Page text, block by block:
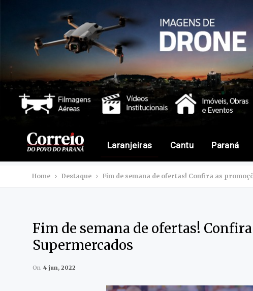
Laranjeiras Cantu Paraná
Home Destaque Fim de semana de ofertas! Confira as
Fim de semana de ofertas!
Supermercados
On 4 jun, 2022